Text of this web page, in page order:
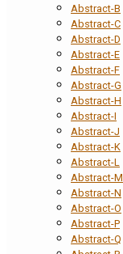
Abstract-B
Abstract-C
Abstract-D
Abstract-E
Abstract-F
Abstract-G
Abstract-H
Abstract-I
Abstract-J
Abstract-K
Abstract-L
Abstract-M
Abstract-N
Abstract-O
Abstract-P
Abstract-Q